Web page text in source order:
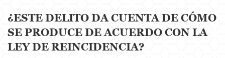
Burglary of a Safe or Vault
Petty Theft
¿ESTE DELITO DA CUENTA DE CÓMO
SE PRODUCE DE ACUERDO CON LA
LEY DE REINCIDENCIA?